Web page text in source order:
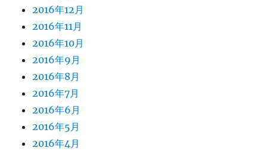
2016年12月
2016年11月
2016年10月
2016年9月
2016年8月
2016年7月
2016年6月
2016年5月
2016年4月